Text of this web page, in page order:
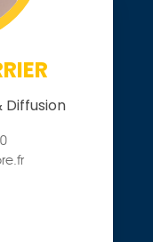
Diffusion